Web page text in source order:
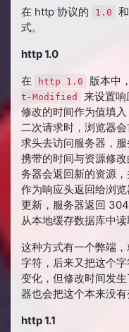
在 http 协议的
1.0 和
式。
http 1.0
在
http 1.0 版本中
t-Modified
来设置
修改的时间作为值填
二次请求时，浏览器
求头去访问服务器，
携带的时间与资源修
务器会返回新的资源
作为响应头返回给浏
更新，服务器返回
从本地缓存数据库中读
这种方式有一个弊端
字符，后来又把这个
变化，但修改时间发
器也会把这个本来没有
http 1.1